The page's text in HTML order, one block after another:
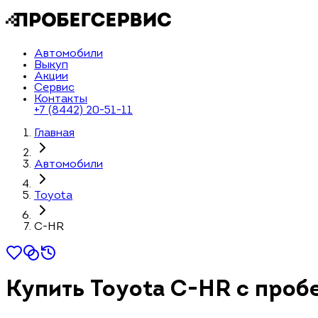
Автомобили
Выкуп
Акции
Сервис
Контакты
+7 (8442) 20-51-11
Главная
Автомобили
Toyota
C-HR
Купить Toyota C-HR с